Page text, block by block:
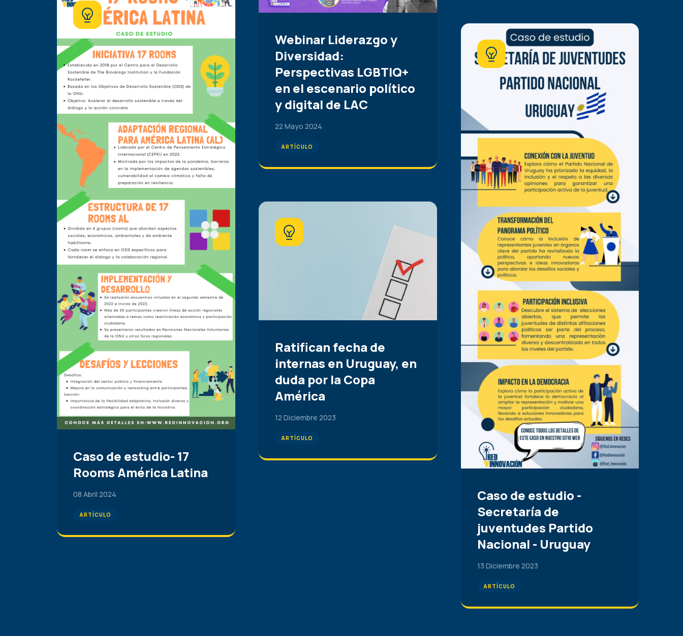
Webinar Liderazgo y
Diversidad:
Perspectivas LGBTIQ+
en el escenario político
y digital de LAC
22 Mayo 2024
ARTÍCULO
Caso de estudio- 17
Rooms América Latina
08 Abril 2024
ARTÍCULO
Caso de estudio -
Secretaría de
juventudes Partido
Nacional - Uruguay
13 Diciembre 2023
ARTÍCULO
Ratifican fecha de
internas en Uruguay, en
duda por la Copa
América
12 Diciembre 2023
ARTÍCULO